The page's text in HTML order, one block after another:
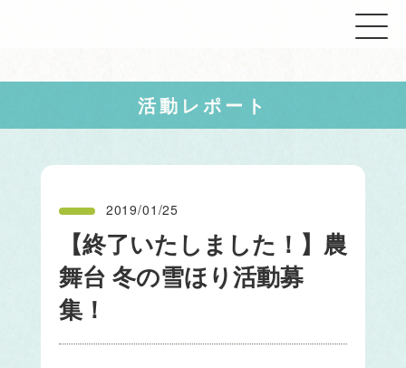
活動レポート
2019/01/25
【終了いたしました！】農
舞台 冬の雪ほり活動募
集！